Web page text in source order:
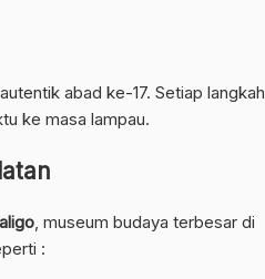
abad ke-17. Setiap langkah
ke masa lampau.
, museum budaya terbesar di
: